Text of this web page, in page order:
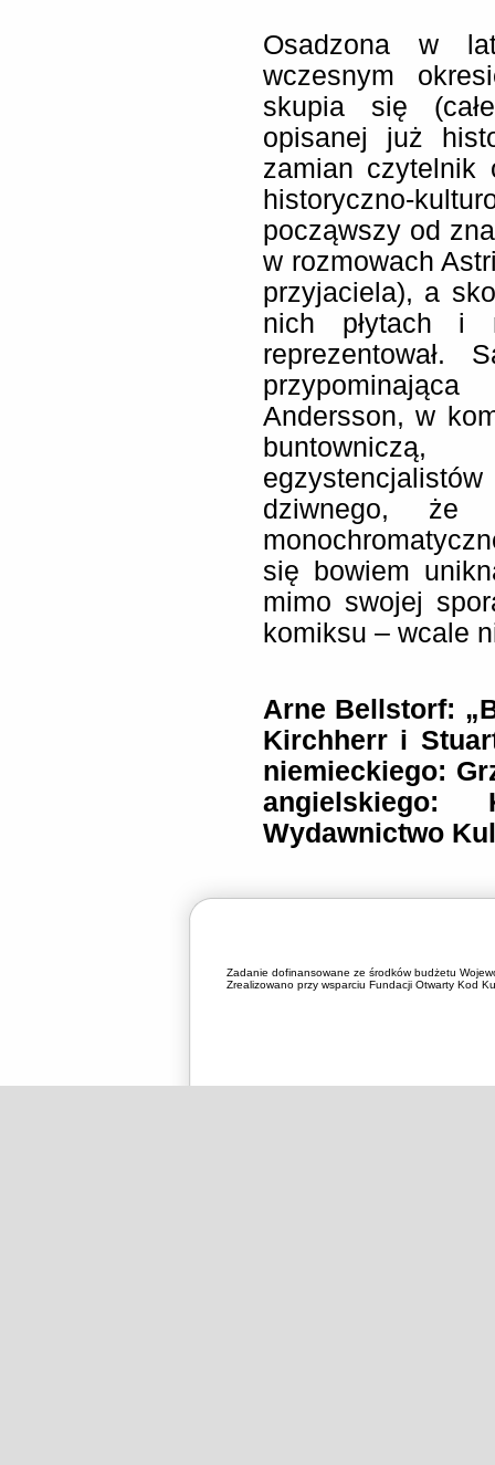
Osadzona w
wczesnym
skupia się
opisanej już
zamian czytelnik
historyczno-
począwszy od
w rozmowach
przyjaciela), a
nich płytach i
reprezentował.
Andersson, w
dziwnego, że
się bowiem
mimo swojej
komiksu – wcale
Arne Bellstorf:
Kirchherr i
niemieckiego:
angielskiego:
Wydawnictwo
Zadanie dofinansowane ze środków budżetu
Zrealizowano przy wsparciu Fundacji Otwarty Kod